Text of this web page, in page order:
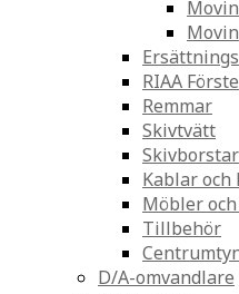
RIAA
Remmar
Skivtvätt
Skivborstar
Kablar
Möbler
Tillbehör
D/A-omvandlare